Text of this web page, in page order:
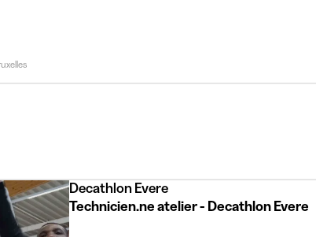
Decathlon Evere
Technicien.ne atelier - Decathlon Evere